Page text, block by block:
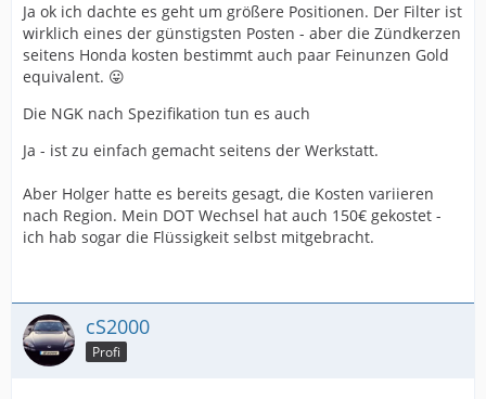
Ja ok ich dachte es geht um größere Positionen. Der Filter ist
wirklich eines der günstigsten Posten - aber die Zündkerzen
seitens Honda kosten bestimmt auch paar Feinunzen Gold
equivalent. 😛
Die NGK nach Spezifikation tun es auch
Ja - ist zu einfach gemacht seitens der Werkstatt.
Aber Holger hatte es bereits gesagt, die Kosten variieren
nach Region. Mein DOT Wechsel hat auch 150€ gekostet -
ich hab sogar die Flüssigkeit selbst mitgebracht.
cS2000
Profi